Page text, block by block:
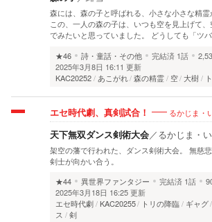
森には、森の子と呼ばれる、小さな小さな精霊
この、一人の森の子は、いつも空を見上げて
でみたいと思っていました。 どうしても「ツ
★46
詩・童話・その他 完結済 1話
2025年3月8日 16:11 更新
KAC20252
あこがれ 森の精霊 空 大樹
エセ時代劇、真剣試合！ るかじま・
天下無双ダンス剣術大会／るかじま・
架空の藩で行われた、ダンス剣術大会。 無慈
剣士が向かい合う。
★44
異世界ファンタジー 完結済 1話
2025年3月18日 16:25 更新
エセ時代劇
KAC20255 トリの降臨 ギャグ
ス
剣